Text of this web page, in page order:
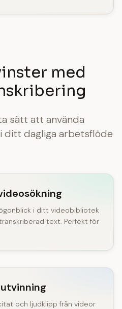
med
sätt att använda
ditt dagliga arbetsflöde
i ditt videobibliotek
text. Perfekt för
och ljudklipp från videor